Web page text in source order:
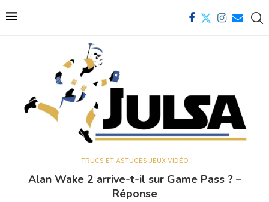
TRUCS ET ASTUCES JEUX VIDÉO
Alan Wake 2 arrive-t-il sur Game Pass ? –
Réponse